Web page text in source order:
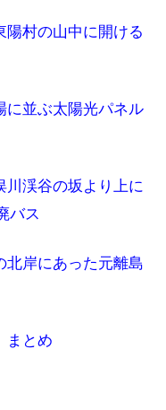
村の山中に開ける
に並ぶ太陽光パネル
渓谷の坂より上に
バス
岸にあった元離島
まとめ